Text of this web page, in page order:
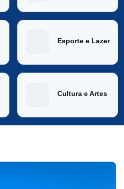
Esporte e Lazer
Cultura e Artes